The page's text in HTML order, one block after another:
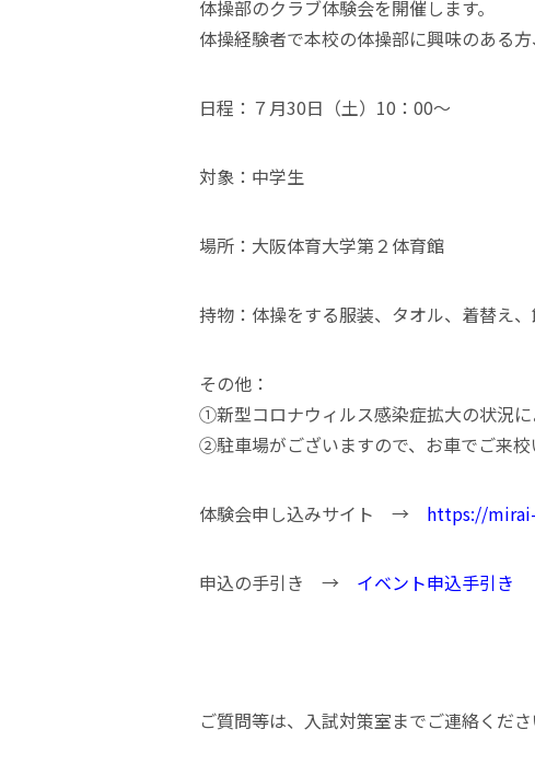
体操部のクラブ体験会を開催します。
体操経験者で本校の体操部に興味のある方
日程：７月30日（土）10：00～
対象：中学生
場所：大阪体育大学第２体育館
持物：体操をする服装、タオル、着替え
その他：
➀新型コロナウィルス感染症拡大の状況に
➁駐車場がございますので、お車でご来校
体験会申し込みサイト → https://
申込の手引き → イベント申込手引き
ご質問等は、入試対策室までご連絡くだ